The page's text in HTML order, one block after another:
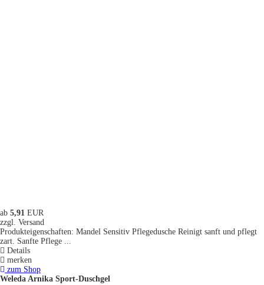
ab 5,91 EUR
zzgl. Versand
Produkteigenschaften: Mandel Sensitiv Pflegedusche Reinigt sanft und pflegt
zart. Sanfte Pflege ...
Details
merken
zum Shop
Weleda Arnika Sport-Duschgel